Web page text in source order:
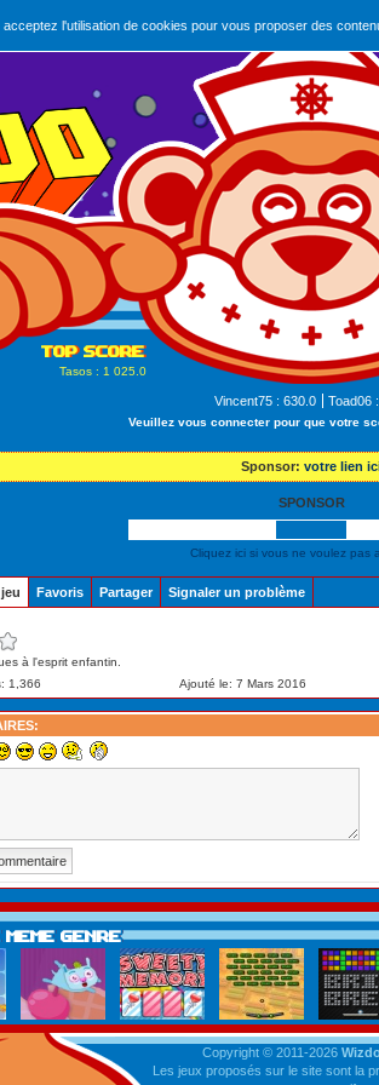
l'utilisation de cookies pour vous proposer des
Tasos : 1 025.0
Vincent75 : 630.0 Toad06
Veuillez vous connecter pour que votre
Sponsor: votre lien
SPONSOR
Cliquez ici si vous ne voulez pas
Favoris Partager Signaler un problème
à l'esprit enfantin.
1,366
Ajouté le: 7 Mars 2016
Copyright © 2011-2026
Les jeux proposés sur le site sont la